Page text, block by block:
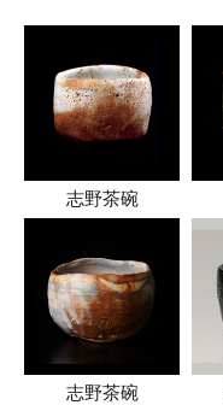
志野茶碗
志野茶碗